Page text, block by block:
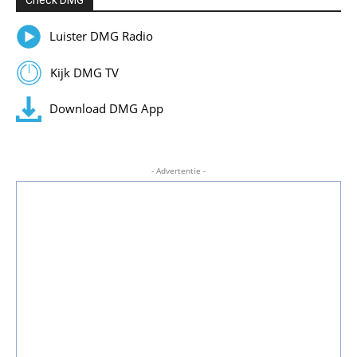
Luister DMG Radio
Kijk DMG TV
Download DMG App
- Advertentie -